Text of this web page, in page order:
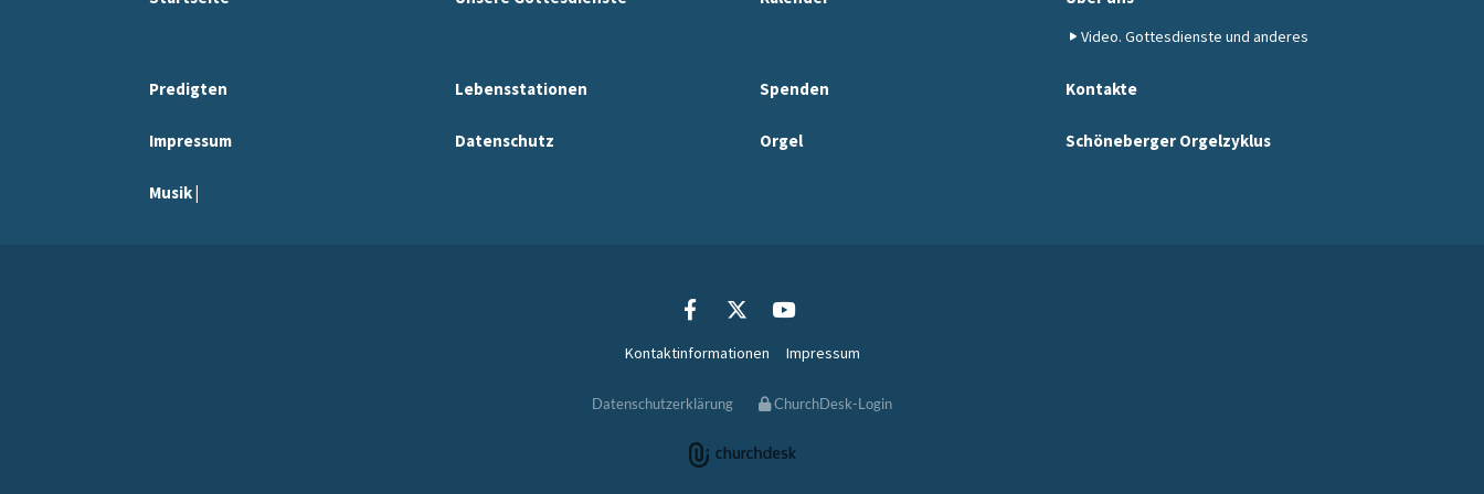
Video. Gottesdienste und anderes
Predigten Lebensstationen Spenden Kontakte
Impressum Datenschutz Orgel Schöneberger Orgelzyklus
Musik |
Kontaktinformationen Impressum
Datenschutzerklärung ChurchDesk-Login